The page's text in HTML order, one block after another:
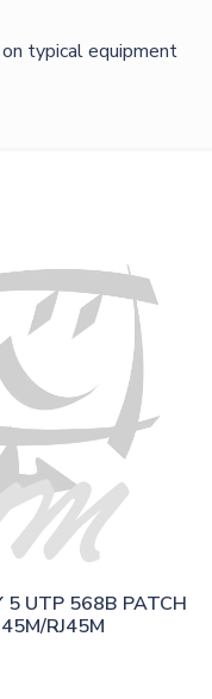
typical equipment
5 UTP 568B PATCH
RJ45M